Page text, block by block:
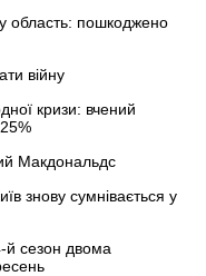
область: пошкоджено
війну
кризи: вчений
Макдональдс
знову сумнівається у
й сезон двома